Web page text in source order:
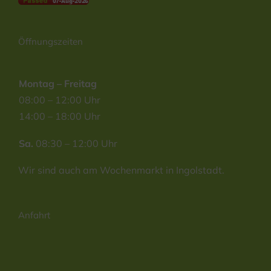
Öffnungszeiten
Montag – Freitag
08:00 – 12:00 Uhr
14:00 – 18:00 Uhr
Sa. 08:30 – 12:00 Uhr
Wir sind auch am Wochenmarkt in Ingolstadt.
Anfahrt